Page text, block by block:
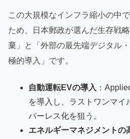
この大規模なインフラ縮小の中
ため、日本郵政が選んだ生存戦
棄」と「外部の最先端デジタル
極的導入」です。
自動運転EVの導入 ：
を導入し、ラストワンマイ
バーレス化を狙う。
エネルギーマネジメントの